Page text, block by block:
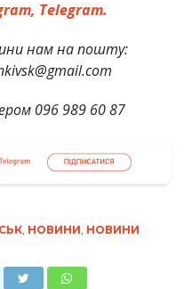
Telegram.
нам на пошту:
096 989 60 87
, НОВИНИ, НОВИНИ